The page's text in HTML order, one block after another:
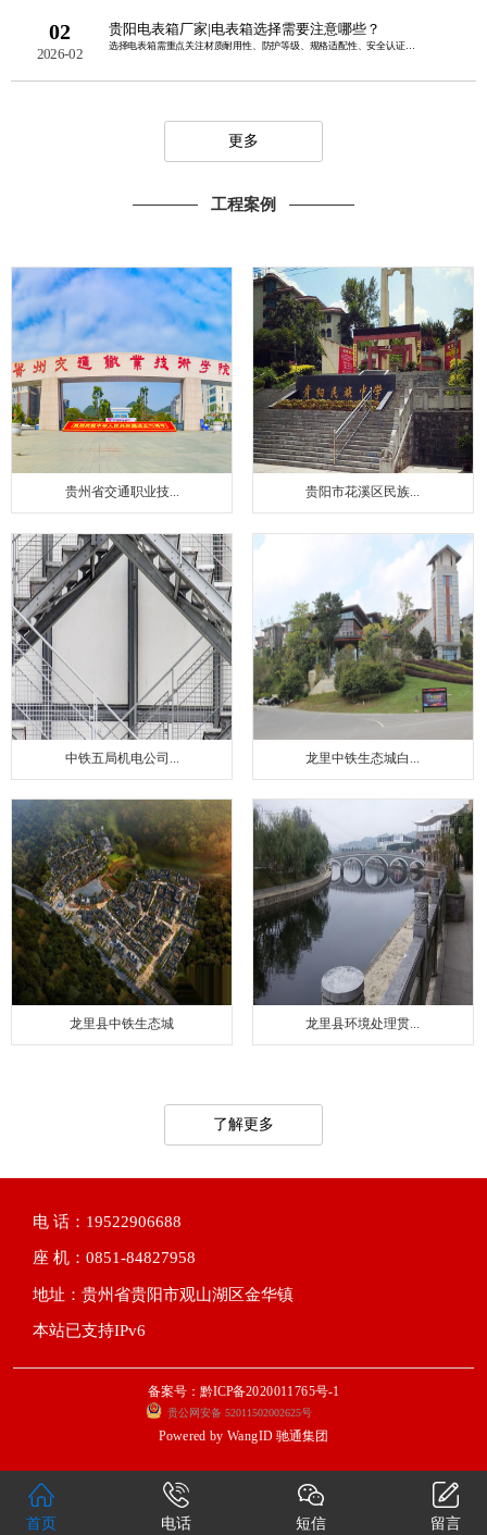
02
2026-02
贵阳电表箱厂家|电表箱选择需要注意哪些？
选择电表箱需重点关注材质耐用性、防护等级、规格适配性、安全认证、安装便捷性这五点......
更多
工程案例
贵州省交通职业技... 贵阳市花溪区民族...
中铁五局机电公司... 龙里中铁生态城白...
龙里县中铁生态城 龙里县环境处理贯...
了解更多
电 话：19522906688
座 机：0851-84827958
地址：贵州省贵阳市观山湖区金华镇
本站已支持IPv6
备案号：黔ICP备2020011765号-1
贵公网安备 52011502002625号
Powered by WangID 驰通集团
首页 电话 短信 留言